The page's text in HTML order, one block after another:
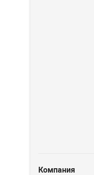
Компания